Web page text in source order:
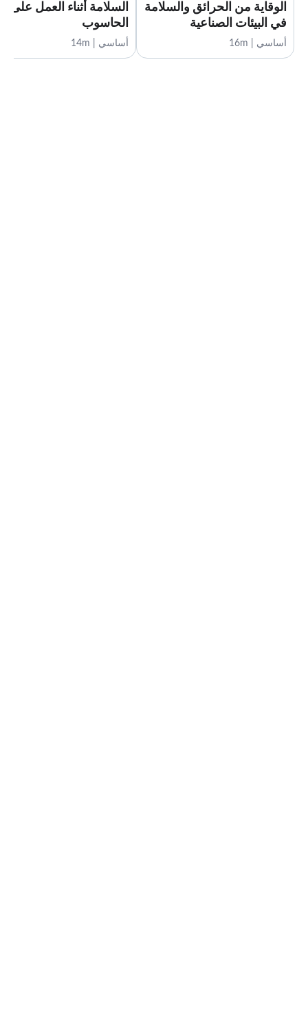
الوقاية من الحرائق والسلامة
في البيئات الصناعية
أساسي | 16m
السلامة أثناء العمل على
الحاسوب
أساسي | 14m